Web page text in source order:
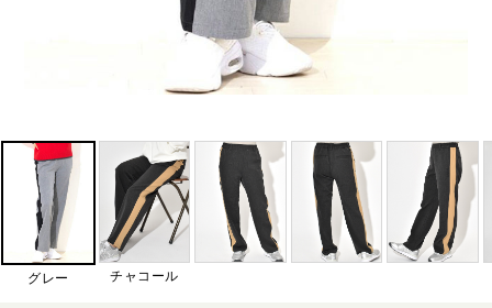
グレー チャコール